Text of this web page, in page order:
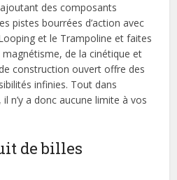
des composants
pistes bourrées d’action avec
et le Trampoline et faites
magnétisme, de la cinétique et
construction ouvert offre des
infinies. Tout dans
n’y a donc aucune limite à vos
de billes